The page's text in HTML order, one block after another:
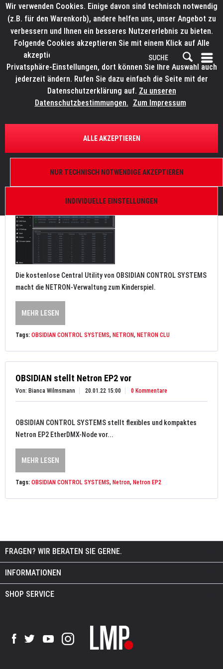
FILTERN
OBSIDIAN Netron CLU macht Netron-Verwaltung
zum Kinderspiel
Von: Bianca Wilmsmann 07.06.24 16:30 0 Kommentare
Die kostenlose Central Utility von OBSIDIAN CONTROL SYSTEMS
macht die NETRON-Verwaltung zum Kinderspiel.
MEHR LESEN
Tags: OBSIDIAN CONTROL SYSTEMS, NETRON, NETRON CLU
OBSIDIAN stellt Netron EP2 vor
Von: Bianca Wilmsmann 20.01.22 15:00 0 Kommentare
OBSIDIAN CONTROL SYSTEMS stellt flexibles und kompaktes
Netron EP2 EtherDMX-Node vor...
MEHR LESEN
Tags: OBSIDIAN CONTROL SYSTEMS, Netron, Netron EP2
FRAGEN? WIR BERATEN SIE GERNE.
INFORMATIONEN
SHOP SERVICE
Wir verwenden Cookies. Einige davon sind technisch notwendig
(z.B. für den Warenkorb), andere helfen uns, unser Angebot zu
verbessern und Ihnen ein besseres Nutzererlebnis zu bieten.
Folgende Cookies akzeptieren Sie mit einem Klick auf Alle
akzeptieren. Weitere Informationen finden Sie in den
Privatsphäre-Einstellungen, dort können Sie Ihre Auswahl auch
jederzeit ändern. Rufen Sie dazu einfach die Seite mit der
Datenschutzerklärung auf. Zu unseren
Datenschutzbestimmungen. Zum Impressum
INDIVIDUELLE EINSTELLUNGEN
NUR TECHNISCH NOTWENDIGE AKZEPTIEREN
ALLE AKZEPTIEREN